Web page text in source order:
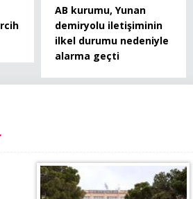
AB kurumu, Yunan
demiryolu iletişiminin
ilkel durumu nedeniyle
alarma geçti